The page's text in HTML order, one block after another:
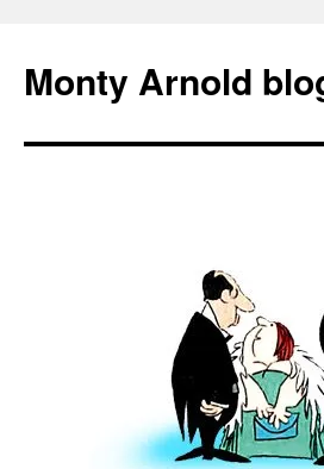
springen
Monty Arnold